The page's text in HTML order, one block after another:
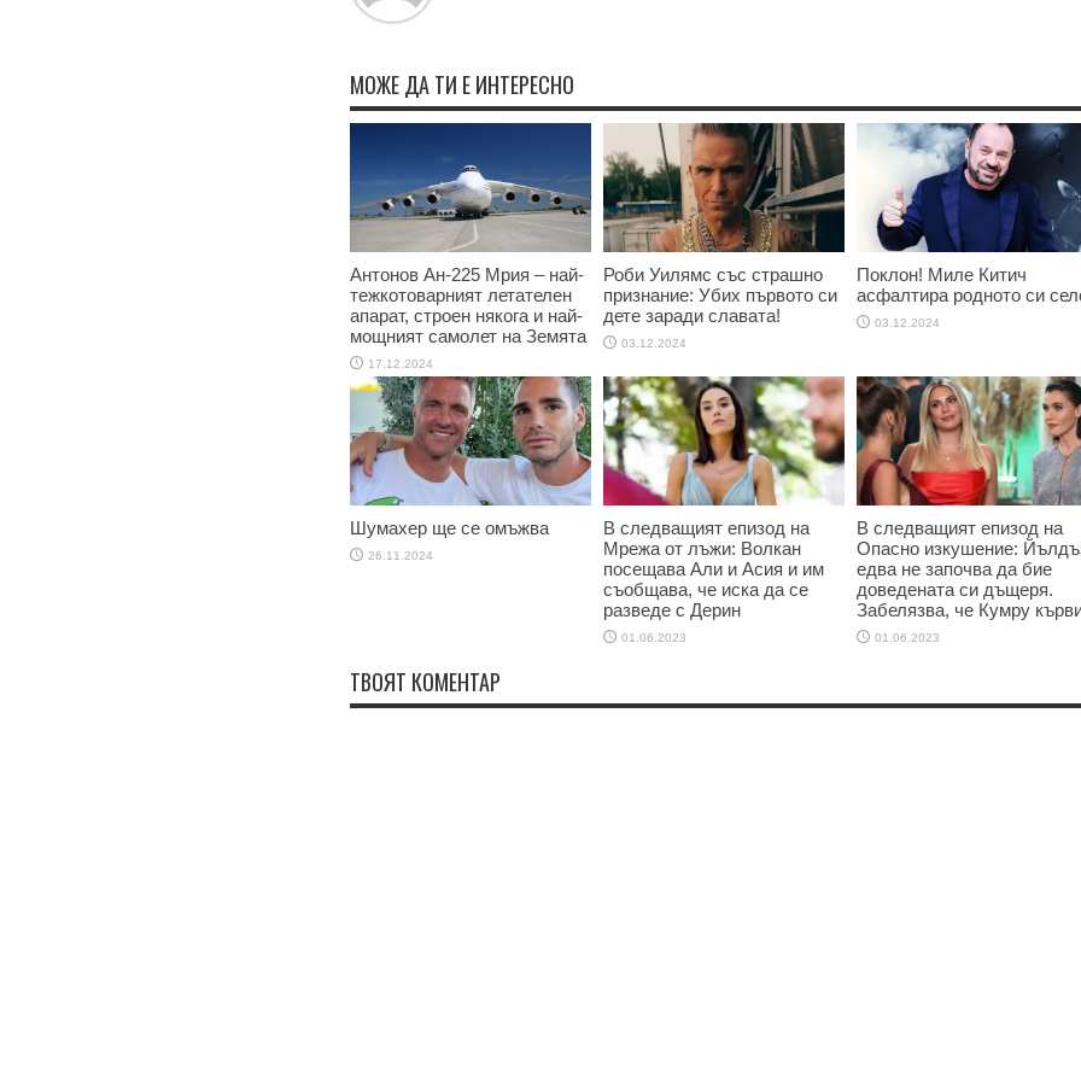
МОЖЕ ДА ТИ Е ИНТЕРЕСНО
Антонов Ан-225 Мрия – най-
тежкотоварният летателен
апарат, строен някога и най-
мощният самолет на Земята
17.12.2024
Роби Уилямс със страшно
признание: Убих първото си
дете заради славата!
03.12.2024
Поклон! Миле Китич
асфалтира родното си
03.12.2024
Шумахер ще се омъжва
26.11.2024
В следващият епизод на
Мрежа от лъжи: Волкан
посещава Али и Асия и им
съобщава, че иска да се
разведе с Дерин
01.06.2023
В следващият епизод на
Опасно изкушение:
едва не започва да бие
доведената си дъщеря.
Забелязва, че Кумру
01.06.2023
ТВОЯТ КОМЕНТАР